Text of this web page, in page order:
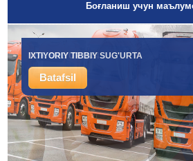
Боғланиш учун
IXTIYORIY TIBBIY SUG'URTA
Batafsil
YUK SUG'URTASI
Batafsil